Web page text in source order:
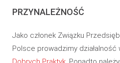
PRZYNALEŻNOŚĆ
Jako członek Związku
Polsce prowadzimy działalność